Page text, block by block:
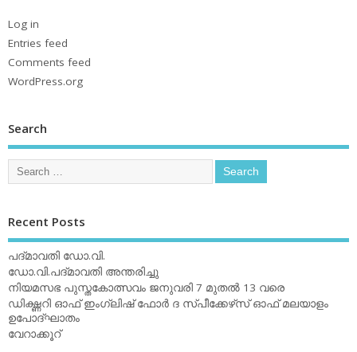
Log in
Entries feed
Comments feed
WordPress.org
Search
Recent Posts
പദ്മാവതി ഡോ.വി.
ഡോ.വി.പദ്മാവതി അന്തരിച്ചു
നിയമസഭ പുസ്തകോത്സവം ജനുവരി 7 മുതല്‍ 13 വരെ
ഡിക്ഷ്ണറി ഓഫ് ഇംഗ്ലിഷ് ഫോര്‍ ദ സ്പീക്കേഴ്‌സ് ഓഫ് മലയാളം
ഉപോദ്ഘാതം
വേറാക്കൂറ്